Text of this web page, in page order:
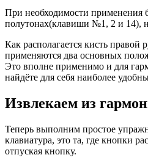
При необходимости применения
полутонах(клавиши №1, 2 и 14),
Как располагается кисть
применяются два основных
Это вполне применимо и для
найдёте для себя наиболее
Извлекаем из
Теперь выполним простое
клавиатура, это та, где кнопки
отпуская кнопку.